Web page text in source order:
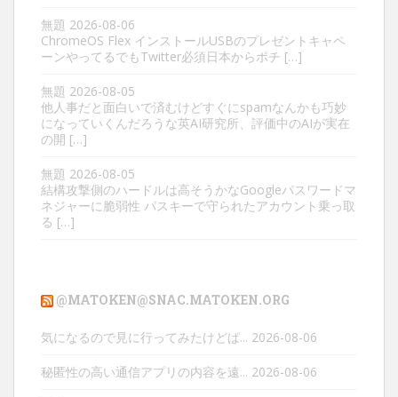
無題 2026-08-06
ChromeOS Flex インストールUSBのプレゼントキャペ
ーンやってるでもTwitter必須日本からポチ […]
無題 2026-08-05
他人事だと面白いで済むけどすぐにspamなんかも巧妙
になっていくんだろうな英AI研究所、評価中のAIが実在
の開 […]
無題 2026-08-05
結構攻撃側のハードルは高そうかなGoogleパスワードマ
ネジャーに脆弱性 パスキーで守られたアカウント乗っ取
る […]
@MATOKEN@SNAC.MATOKEN.ORG
気になるので見に行ってみたけどぱ... 2026-08-06
秘匿性の高い通信アプリの内容を遠... 2026-08-06